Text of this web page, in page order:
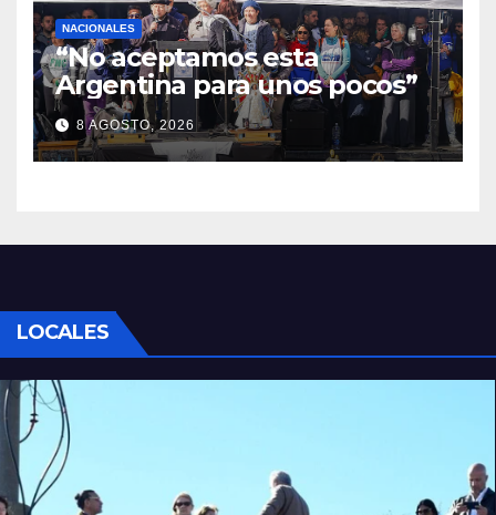
NACIONALES
“No aceptamos esta
Argentina para unos pocos”
8 AGOSTO, 2026
LOCALES